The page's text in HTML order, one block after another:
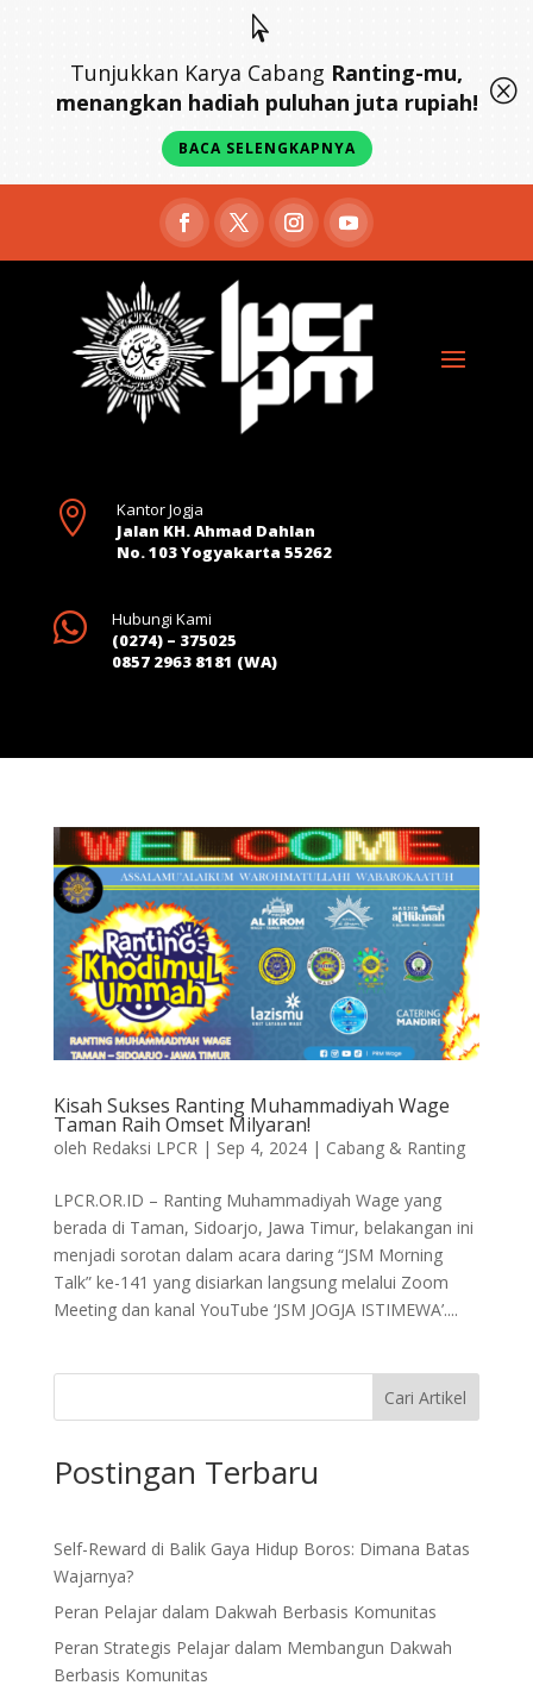

Tunjukkan Karya Cabang Ranting-mu,
menangkan hadiah puluhan juta rupiah!
BACA SELENGKAPNYA
Q

Kantor Jogja
Jalan KH. Ahmad Dahlan
No. 103 Yogyakarta 55262

Hubungi Kami
(0274) – 375025
0857 2963 8181 (WA)
Kisah Sukses Ranting Muhammadiyah Wage
Taman Raih Omset Milyaran!
oleh Redaksi LPCR| Sep 4, 2024| Cabang & Ranting
LPCR.OR.ID – Ranting Muhammadiyah Wage yang
berada di Taman, Sidoarjo, Jawa Timur, belakangan ini
menjadi sorotan dalam acara daring “JSM Morning
Talk” ke-141 yang disiarkan langsung melalui Zoom
Meeting dan kanal YouTube ‘JSM JOGJA ISTIMEWA’....
Cari Artikel
Postingan Terbaru
Self-Reward di Balik Gaya Hidup Boros: Dimana Batas
Wajarnya?
Peran Pelajar dalam Dakwah Berbasis Komunitas
Peran Strategis Pelajar dalam Membangun Dakwah
Berbasis Komunitas